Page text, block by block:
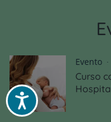
Acessibilidade
Evento
Curso